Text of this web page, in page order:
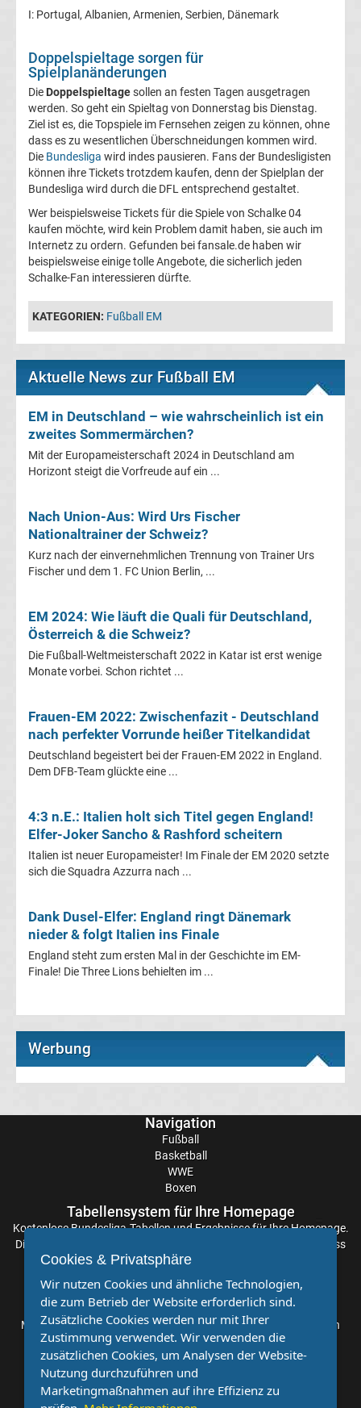
League
Fußball
WM
Fußball
EM
Frauenfußball
-
Meldungen
Bundesliga
Porträts
Fußball
EM
EM-
Torschützenkönige
Deutsche
EM-
Fußball-
Europameister
Frauen
Liste
EM
Ergebnisse
I: Portugal, Albanien, Armenien, Serbien, Dänemark
Doppelspieltage sorgen für
Spielplanänderungen
Die Doppelspieltagesollen an festen Tagen ausgetragen
werden. So geht ein Spieltag von Donnerstag bis Dienstag.
Ziel ist es, die Topspiele im Fernsehen zeigen zu können, ohne
dass es zu wesentlichen Überschneidungen kommen wird.
Die Bundesliga wird indes pausieren. Fans der Bundesligisten
können ihre Tickets trotzdem kaufen, denn der Spielplan der
Bundesliga wird durch die DFL entsprechend gestaltet.
Wer beispielsweise Tickets für die Spiele von Schalke 04
kaufen möchte, wird kein Problem damit haben, sie auch im
Internetz zu ordern. Gefunden bei fansale.de haben wir
beispielsweise einige tolle Angebote, die sicherlich jeden
Schalke-Fan interessieren dürfte.
KATEGORIEN: Fußball EM
Aktuelle News zur Fußball EM
EM in Deutschland – wie wahrscheinlich ist ein
zweites Sommermärchen?
Mit der Europameisterschaft 2024 in Deutschland am
Horizont steigt die Vorfreude auf ein ...
Nach Union-Aus: Wird Urs Fischer
Nationaltrainer der Schweiz?
Kurz nach der einvernehmlichen Trennung von Trainer Urs
Fischer und dem 1. FC Union Berlin, ...
EM 2024: Wie läuft die Quali für Deutschland,
Österreich & die Schweiz?
Die Fußball-Weltmeisterschaft 2022 in Katar ist erst wenige
Monate vorbei. Schon richtet ...
Frauen-EM 2022: Zwischenfazit - Deutschland
nach perfekter Vorrunde heißer Titelkandidat
Deutschland begeistert bei der Frauen-EM 2022 in England.
Dem DFB-Team glückte eine ...
4:3 n.E.: Italien holt sich Titel gegen England!
Elfer-Joker Sancho & Rashford scheitern
Italien ist neuer Europameister! Im Finale der EM 2020 setzte
sich die Squadra Azzurra nach ...
Dank Dusel-Elfer: England ringt Dänemark
nieder & folgt Italien ins Finale
England steht zum ersten Mal in der Geschichte im EM-
Finale! Die Three Lions behielten im ...
Werbung
Navigation
Fußball
Basketball
WWE
Boxen
Tabellensystem für Ihre Homepage
KostenloseBundesliga-Tabellenund Ergebnisse für Ihre Homepage.
Die Aktualisierung der Ergebnisse erfolgt alle paar Minuten, sodass
Sie stets auf dem Laufenden sind. Einfache und schnelle
Partnervereine
Möchten Sie, dass auch Ihr Verein mehr Beachtung findet? Dann
sind Sie bei uns genau richtig. Wir suchen Ihren Verein für eine
kostenlose Kooperation. Veröffentlichen Sie Ihre Spielberichte,
Sportnachrichten und Aufrufe bei uns!
Cookies & Privatsphäre
Wir nutzen Cookies und ähnliche Technologien,
die zum Betrieb der Website erforderlich sind.
Zusätzliche Cookies werden nur mit Ihrer
Zustimmung verwendet. Wir verwenden die
zusätzlichen Cookies, um Analysen der Website-
Nutzung durchzuführen und
Marketingmaßnahmen auf ihre Effizienz zu